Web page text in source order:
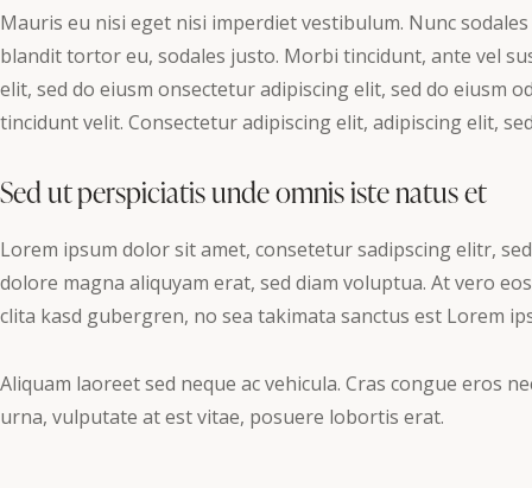
Mauris eu nisi eget nisi imperdiet vestibulum. Nunc
blandit tortor eu, sodales justo. Morbi tincidunt, ante vel
elit, sed do eiusm onsectetur adipiscing elit, sed do eiusm
tincidunt velit. Consectetur adipiscing elit, adipiscing elit,
Sed ut perspiciatis unde omnis iste natus et
Lorem ipsum dolor sit amet, consetetur sadipscing elitr,
dolore magna aliquyam erat, sed diam voluptua. At vero
clita kasd gubergren, no sea takimata sanctus est Lorem
Aliquam laoreet sed neque ac vehicula. Cras congue eros
urna, vulputate at est vitae, posuere lobortis erat.